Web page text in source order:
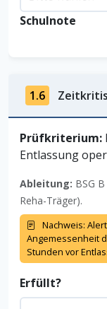
Schulnote
1.6
Prüfkriterium:
Entlassung
Ableitung: BSG
Reha-Träger).
Nachweis:
Angemessenheit
Stunden vor
Erfüllt?